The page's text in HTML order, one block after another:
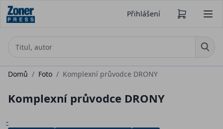
Přihlášení
Domů / Foto / Komplexní průvodce DRONY
Komplexní průvodce DRONY
-